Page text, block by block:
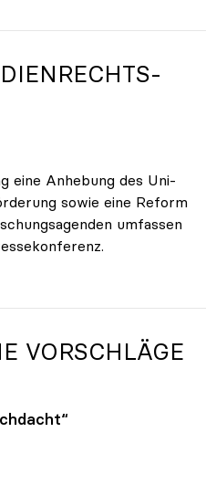
eine Anhebung des Uni-
sowie eine Reform
umfassen
VORSCHLÄGE